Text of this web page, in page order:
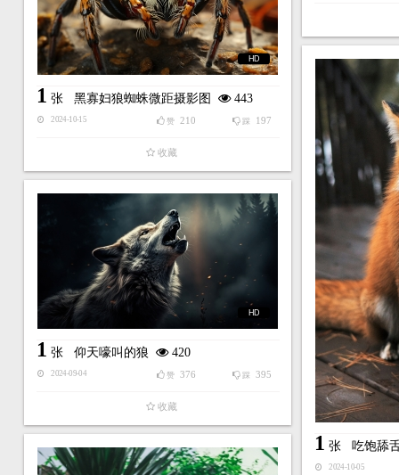
HD
1 张 黑寡妇狼蜘蛛微距摄影图 443
2024-10-15 踩 197
赞 210
收藏
1 张 吃饱舔
2024-10-05
HD
1 张 仰天嚎叫的狼 420
2024-09-04 踩 395
赞 376
收藏